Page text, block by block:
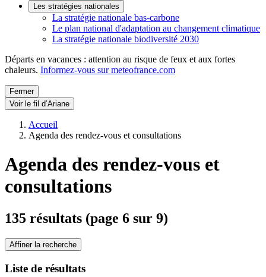
Les stratégies nationales
La stratégie nationale bas-carbone
Le plan national d'adaptation au changement climatique
La stratégie nationale biodiversité 2030
Départs en vacances : attention au risque de feux et aux fortes
chaleurs. Informez-vous sur meteofrance.com
Fermer
Voir le fil d’Ariane
Accueil
Agenda des rendez-vous et consultations
Agenda des rendez-vous et
consultations
135 résultats (page 6 sur 9)
Affiner la recherche
Liste de résultats